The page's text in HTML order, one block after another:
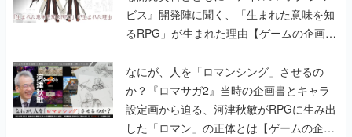
ビス』開発陣に聞く、「生まれた意味を知
るRPG」が生まれた理由【ゲームの企画
書】
なにが、人を「ロマンシング」させるの
か？『ロマサガ2』当時の企画書とキャラ
設定画から迫る、河津秋敏がRPGに生み出
した「ロマン」の正体とは【ゲームの企画